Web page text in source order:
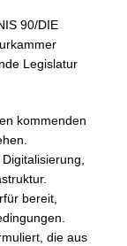
90/DIE
Legislatur
kommenden
bereit,
die aus